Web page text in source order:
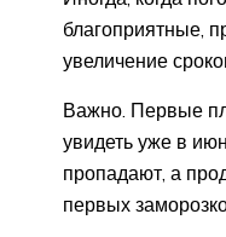
благоприятные,
увеличение
Важно. Первые
увидеть уже в
пропадают, а
первых